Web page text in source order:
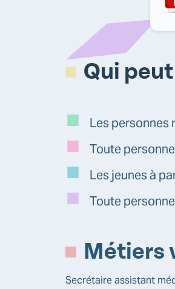
Qui
Les personnes
Toute
Les jeunes à
Toute
Métiers
Secrétaire assistant